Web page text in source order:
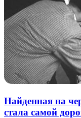
Найденная на
стала самой